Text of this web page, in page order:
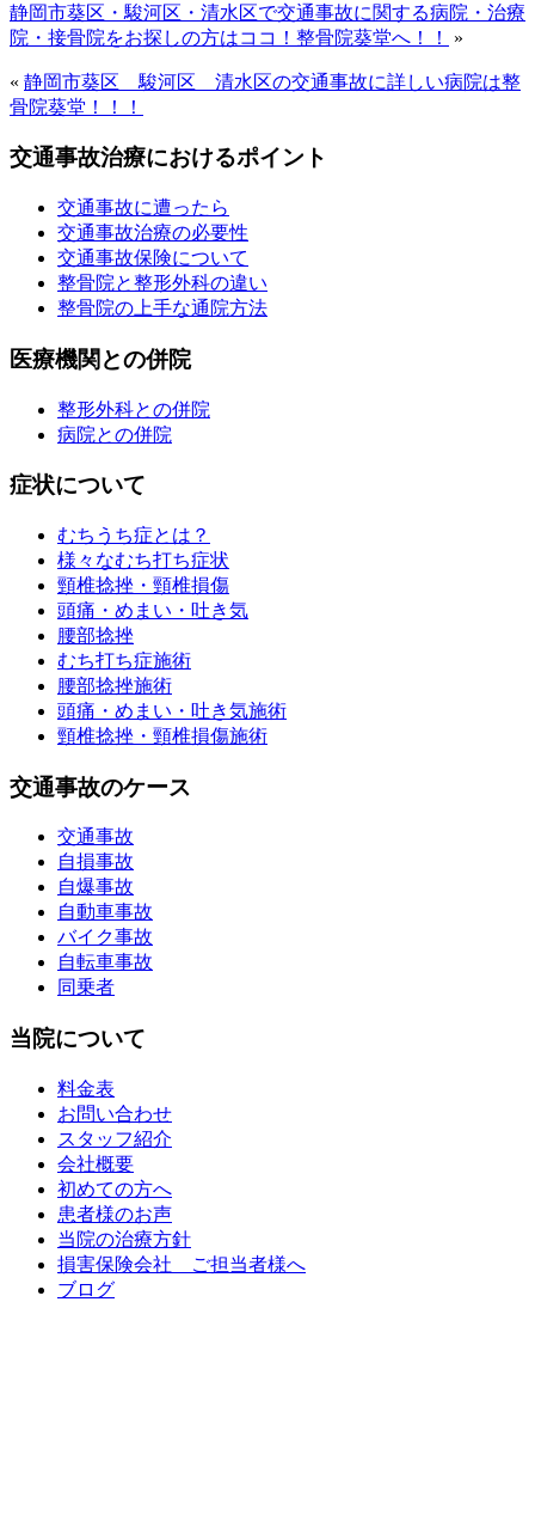
静岡市葵区・駿河区・清水区で交通事故に関する病院・治療
院・接骨院をお探しの方はココ！整骨院葵堂へ！！
»
« 静岡市葵区 駿河区 清水区の交通事故に詳しい病院は整
骨院葵堂！！！
交通事故治療におけるポイント
交通事故に遭ったら
交通事故治療の必要性
交通事故保険について
整骨院と整形外科の違い
整骨院の上手な通院方法
医療機関との併院
整形外科との併院
病院との併院
症状について
むちうち症とは？
様々なむち打ち症状
頸椎捻挫・頸椎損傷
頭痛・めまい・吐き気
腰部捻挫
むち打ち症施術
腰部捻挫施術
頭痛・めまい・吐き気施術
頸椎捻挫・頸椎損傷施術
交通事故のケース
交通事故
自損事故
自爆事故
自動車事故
バイク事故
自転車事故
同乗者
当院について
料金表
お問い合わせ
スタッフ紹介
会社概要
初めての方へ
患者様のお声
当院の治療方針
損害保険会社 ご担当者様へ
ブログ